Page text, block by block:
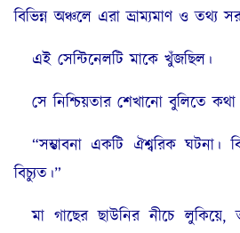
বিভিন্ন অঞ্চলে এরা ভ্রাম্যমাণ ও তথ্য
এই সেন্টিনেলটি মাকে খুঁজছিল।
সে নিশ্চিয়তার শেখানো বুলিতে
“সম্ভাবনা একটি ঐশ্বরিক ঘটনা।
বিচ্যুত।”
মা গাছের ছাউনির নীচে লুকিয়ে,